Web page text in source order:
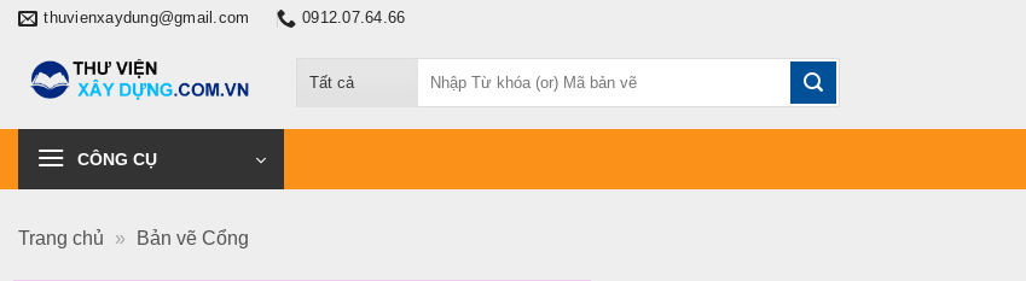
Chuyểnthuvienxaydung@gmail.com 0912.07.64.66
kiếm:
CÔNG CỤ
Trang chủ » Bản vẽ Cổng